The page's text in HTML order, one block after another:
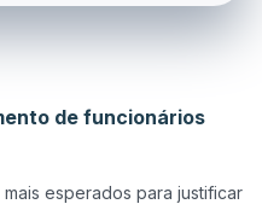
de funcionários
esperados para justificar